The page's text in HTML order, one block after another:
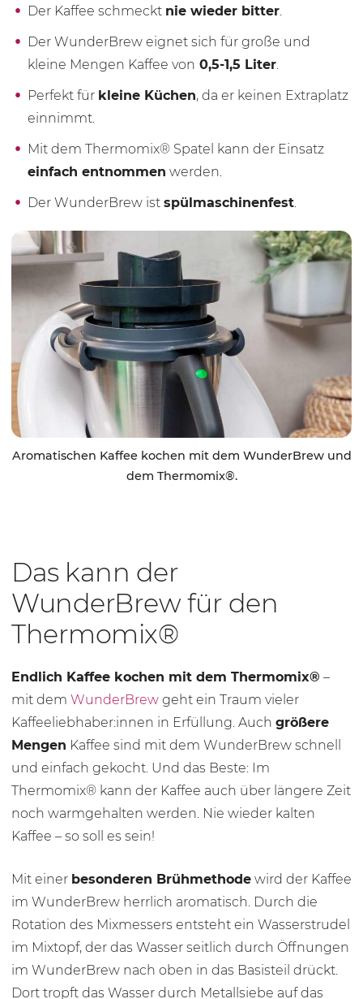
Der Kaffee schmeckt nie wieder bitter.
Der WunderBrew eignet sich für große und
kleine Mengen Kaffee von 0,5-1,5 Liter.
Perfekt für kleine Küchen, da er keinen Extraplatz
einnimmt.
Mit dem Thermomix® Spatel kann der Einsatz
einfach entnommen werden.
Der WunderBrew ist spülmaschinenfest.
Aromatischen Kaffee kochen mit dem WunderBrew und
dem Thermomix®.
Das kann der
WunderBrew für den
Thermomix®
Endlich Kaffee kochen mit dem Thermomix® –
mit dem WunderBrew geht ein Traum vieler
Kaffeeliebhaber:innen in Erfüllung. Auch größere
Mengen Kaffee sind mit dem WunderBrew schnell
und einfach gekocht. Und das Beste: Im
Thermomix® kann der Kaffee auch über längere Zeit
noch warmgehalten werden. Nie wieder kalten
Kaffee – so soll es sein!
Mit einer besonderen Brühmethode wird der Kaffee
im WunderBrew herrlich aromatisch. Durch die
Rotation des Mixmessers entsteht ein Wasserstrudel
im Mixtopf, der das Wasser seitlich durch Öffnungen
im WunderBrew nach oben in das Basisteil drückt.
Dort tropft das Wasser durch Metallsiebe auf das